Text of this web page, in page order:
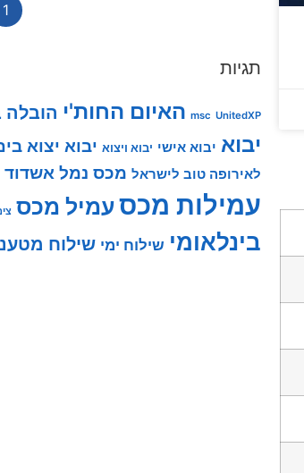
1
תגיות
msc UnitedXP האיום החות'י הובלה
יבוא יבוא אישי יבוא ויצוא יבוא יצוא
לאירופה טוב לישראל מכס נמל אשדוד
עמילות מכסעמיל מכס
בינלאומי שילוח ימי שילוח